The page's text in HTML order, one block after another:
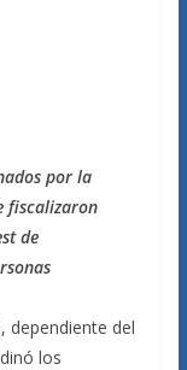
por la
fiscalizaron
de
dependiente del
los